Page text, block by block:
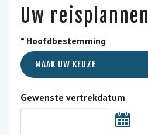
Uw reisplannen
* Hoofdbestemming
MAAK UW KEUZE
Gewenste vertrekdatum